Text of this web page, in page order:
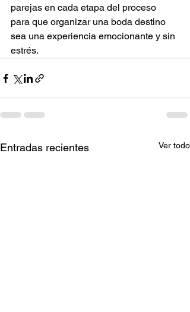
parejas en cada etapa del proceso
para que organizar una boda destino
sea una experiencia emocionante y sin
estrés.
Entradas recientes Ver todo